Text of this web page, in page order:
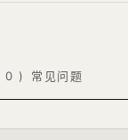
0 ) 常见问题